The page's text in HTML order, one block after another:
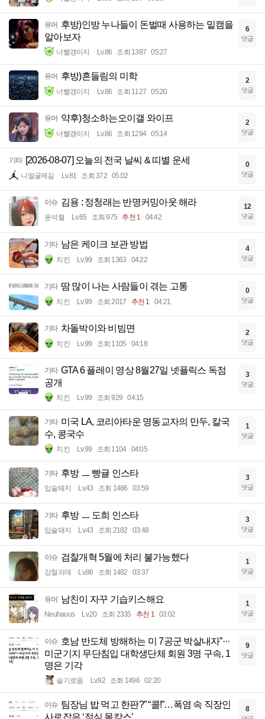
유머 후방)인방 누나들이 돈벌때 사용하는 밑캠을
알아보자
너빨갱이지 Lv.86 조회 1387 05:27
6
댓글
유머 후방)흔들림의 미학
너빨갱이지 Lv.86 조회 1127 05:20
2
댓글
유머 약후)청소하는오이갤 와이프
너빨갱이지 Lv.86 조회 1294 05:14
2
댓글
기타 [2026-08-07] 오늘의 전국 날씨 & 띠별 운세
니얼굴제길 Lv.81 조회 372 05:02
0
댓글
이슈 김용 : 정청래는 반명커밍아웃 해라
윤석렬 Lv.65 조회 975 추천 1 04:42
12
댓글
기타 남은 케이크 보관 방법
치킨 Lv.99 조회 1363 04:22
4
댓글
기타 땀 많이 나는 사람들이 겪는 고통
치킨 Lv.99 조회 2017 추천 1 04:21
0
댓글
기타 차돌박이와 비빔면
치킨 Lv.99 조회 1105 04:18
2
댓글
기타 GTA 6 플레이 영상 8월27일 넷플릭스 독점
공개
치킨 Lv.99 조회 929 04:15
3
댓글
기타 미국 LA, 코리아타운 명동교자의 만두, 칼국
수, 콩국수
치킨 Lv.99 조회 1104 04:05
1
댓글
기타 후방 ㅡ 빵귤 인스타
입술돼지 Lv.43 조회 1486 03:59
3
댓글
기타 후방 ㅡ 도희 인스타
입술돼지 Lv.43 조회 2182 03:48
3
댓글
이슈 검찰개혁 5월에 처리 불가능했다
강철의매 Lv.86 조회 1482 03:37
1
댓글
유머 남친이 자꾸 기습키스해요
Neuhauus Lv.20 조회 2335 추천 1 03:02
1
댓글
이슈 호남 반도체 방해하는 미 7공군 박살내자”···
미군기지 무단침입 대학생단체 회원 3명 구속, 1
명은 기각
슬기로움 Lv.92 조회 1496 02:20
9
댓글
이슈 팀장님 밥 먹고 한판?” “콜!”…폭염 속 직장인
8